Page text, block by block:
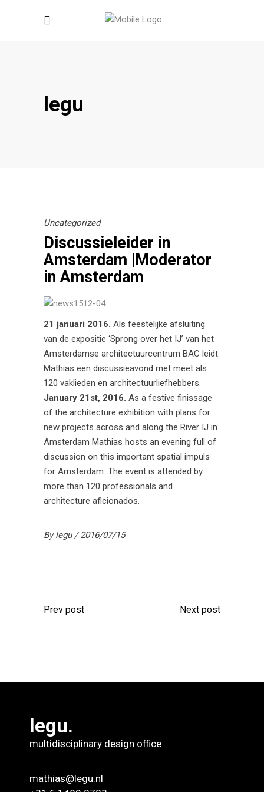
legu
Uncategorized
Discussieleider in
Amsterdam |Moderator
in Amsterdam
21 januari 2016. Als feestelijke afsluiting
van de expositie ‘Sprong over het IJ’ van het
Amsterdamse architectuurcentrum BAC leidt
Mathias een discussieavond met meet als
120 vaklieden en architectuurliefhebbers.
January 21st, 2016. As a festive finissage
of the architecture exhibition with plans for
new projects across and along the River IJ in
Amsterdam Mathias hosts an evening full of
discussion on this important spatial impuls
for Amsterdam. The event is attended by
more than 120 professionals and
architecture aficionados.
Bylegu 2016/07/15
Prev post Next post
legu.
multidisciplinary design office
mathias@legu.nl